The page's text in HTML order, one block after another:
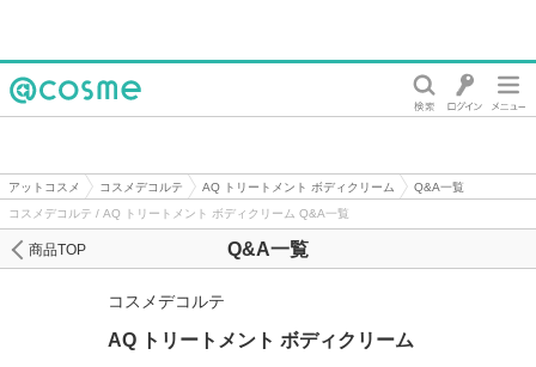
アットコスメ コスメデコルテ AQ トリートメント ボディクリーム
Q&A一覧
コスメデコルテ / AQ トリートメント ボディクリーム Q&A一覧
Q&A一覧
商品TOP
コスメデコルテ
AQ トリートメント ボディクリーム